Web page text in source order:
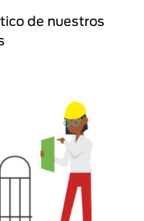
de nuestros